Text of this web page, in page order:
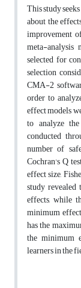
This study
about the
improvement
meta-analysis
selected for
selection
CMA-2
order to
effect models
to analyze
conducted
number of
Cochran's Q
effect size,
study
effects, while
minimum
has the
the minimum
learners in the